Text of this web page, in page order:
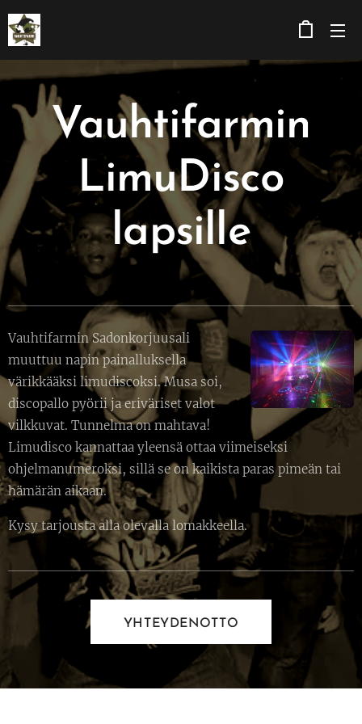
Vauhtifarmin
LimuDisco
lapsille
Vauhtifarmin Sadonkorjuusali
muuttuu napin painalluksella
värikkääksi limudiscoksi. Musa soi,
discopallo pyörii ja eriväriset valot
vilkkuvat. Tunnelma on mahtava!
Limudisco kannattaa yleensä ottaa viimeiseksi
ohjelmanumeroksi, sillä se on kaikista paras pimeän tai
hämärän aikaan.
Kysy tarjousta alla olevalla lomakkeella.
YHTEYDENOTTO